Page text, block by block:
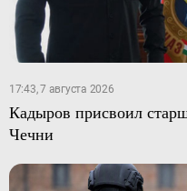
17:43, 7 августа 2026
Кадыров присвоил
Чечни